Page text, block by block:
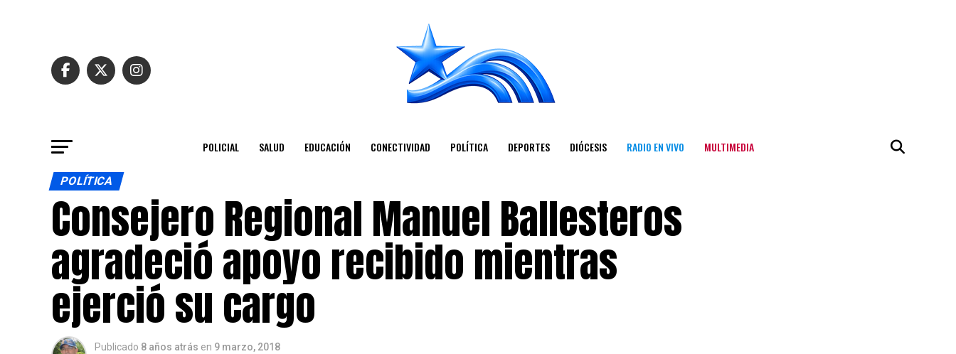
POLICIAL SALUD EDUCACIÓN CONECTIVIDAD POLÍTICA DEPORTES DIÓCESIS RADIO EN VIVO MULTIMEDIA
POLÍTICA
Consejero Regional Manuel Ballesteros
agradeció apoyo recibido mientras
ejerció su cargo
Publicado 8 años atrás en 9 marzo, 2018